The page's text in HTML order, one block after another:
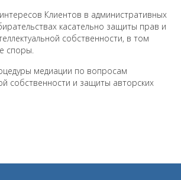
Клиентов в административных
касательно защиты прав и
собственности, в том
споры.
медиации по вопросам
собственности и защиты авторских